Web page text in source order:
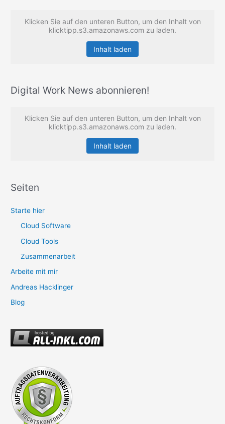
Klicken Sie auf den unteren Button, um den Inhalt von
klicktipp.s3.amazonaws.com zu laden.
Inhalt laden
Digital Work News abonnieren!
Klicken Sie auf den unteren Button, um den Inhalt von
klicktipp.s3.amazonaws.com zu laden.
Inhalt laden
Seiten
Starte hier
Cloud Software
Cloud Tools
Zusammenarbeit
Arbeite mit mir
Andreas Hacklinger
Blog